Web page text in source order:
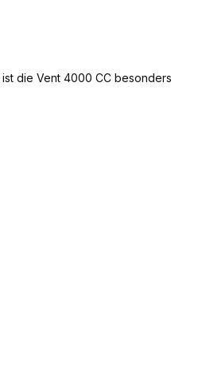
die Vent 4000 CC besonders